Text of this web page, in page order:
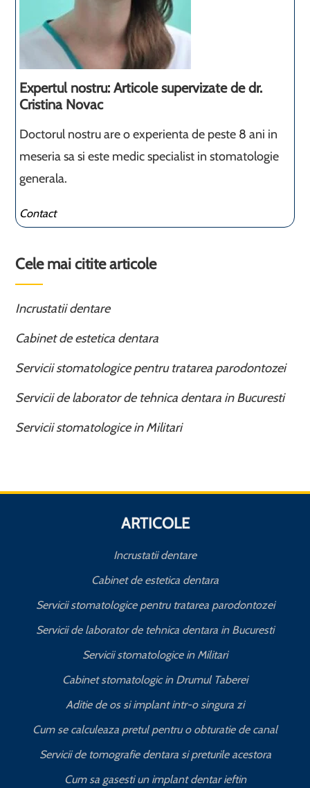
Expertul nostru: Articole supervizate de dr.
Cristina Novac
Doctorul nostru are o experienta de peste 8 ani in
meseria sa si este medic specialist in stomatologie
generala.
Contact
Cele mai citite articole
Incrustatii dentare
Cabinet de estetica dentara
Servicii stomatologice pentru tratarea parodontozei
Servicii de laborator de tehnica dentara in Bucuresti
Servicii stomatologice in Militari
ARTICOLE
Incrustatii dentare
Cabinet de estetica dentara
Servicii stomatologice pentru tratarea parodontozei
Servicii de laborator de tehnica dentara in Bucuresti
Servicii stomatologice in Militari
Cabinet stomatologic in Drumul Taberei
Aditie de os si implant intr-o singura zi
Cum se calculeaza pretul pentru o obturatie de canal
Servicii de tomografie dentara si preturile acestora
Cum sa gasesti un implant dentar ieftin